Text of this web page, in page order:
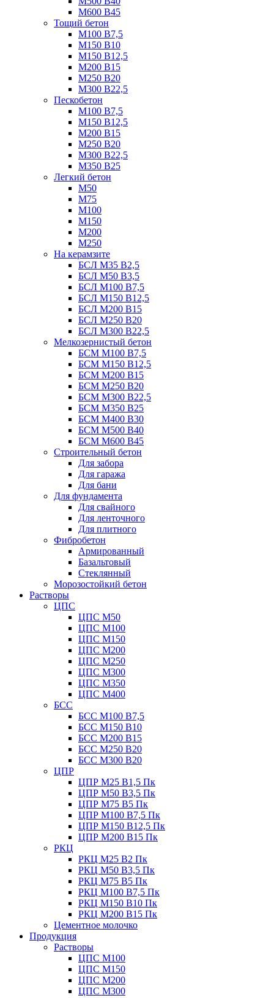
М600 B45
Тощий бетон
М100 В7,5
М150 В10
М150 В12,5
М200 В15
М250 В20
М300 В22,5
Пескобетон
М100 В7,5
М150 В12,5
М200 В15
М250 В20
М300 В22,5
М350 В25
Легкий бетон
М50
М75
М100
М150
М200
М250
На керамзите
БСЛ М35 B2,5
БСЛ М50 В3,5
БСЛ М100 В7,5
БСЛ М150 В12,5
БСЛ М200 В15
БСЛ М250 В20
БСЛ М300 В22,5
Мелкозернистый бетон
БСМ М100 B7,5
БСМ М150 B12,5
БСМ М200 B15
БСМ М250 B20
БСМ М300 B22,5
БСМ М350 B25
БСМ М400 B30
БСМ М500 B40
БСМ М600 B45
Строительный бетон
Для забора
Для гаража
Для бани
Для фундамента
Для свайного
Для ленточного
Для плитного
Фибробетон
Армированный
Базальтовый
Стеклянный
Морозостойкий бетон
Растворы
ЦПС
ЦПС М50
ЦПС М100
ЦПС М150
ЦПС М200
ЦПС М250
ЦПС М300
ЦПС М350
ЦПС М400
БСС
БСС М100 B7,5
БСС М150 B10
БСС М200 B15
БСС М250 B20
БСС М300 B20
ЦПР
ЦПР М25 B1,5 Пк
ЦПР М50 B3,5 Пк
ЦПР М75 B5 Пк
ЦПР М100 B7,5 Пк
ЦПР М150 B12,5 Пк
ЦПР М200 B15 Пк
РКЦ
РКЦ М25 B2 Пк
РКЦ М50 В3,5 Пк
РКЦ М75 B5 Пк
РКЦ М100 B7,5 Пк
РКЦ М150 B10 Пк
РКЦ М200 B15 Пк
Цементное молочко
Продукция
Растворы
ЦПС М100
ЦПС М150
ЦПС М200
ЦПС М300